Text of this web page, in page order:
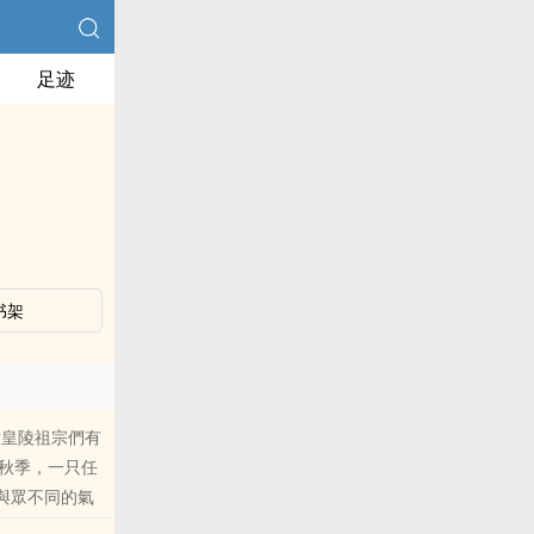
足迹
架
陵祖宗們有
季，一只任
眾不同的氣
他漸漸對